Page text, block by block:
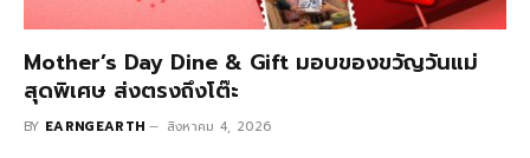
Mother’s Day Dine & Gift มอบของขวัญวันแม่
สุดพิเศษ ส่งตรงถึงโต๊ะ
BY EARNGEARTH สิงหาคม 4, 2026